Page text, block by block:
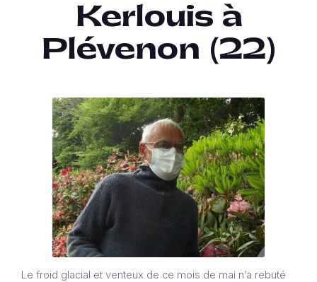
Kerlouis à
Plévenon (22)
Le froid glacial et venteux de ce mois de mai n’a rebuté